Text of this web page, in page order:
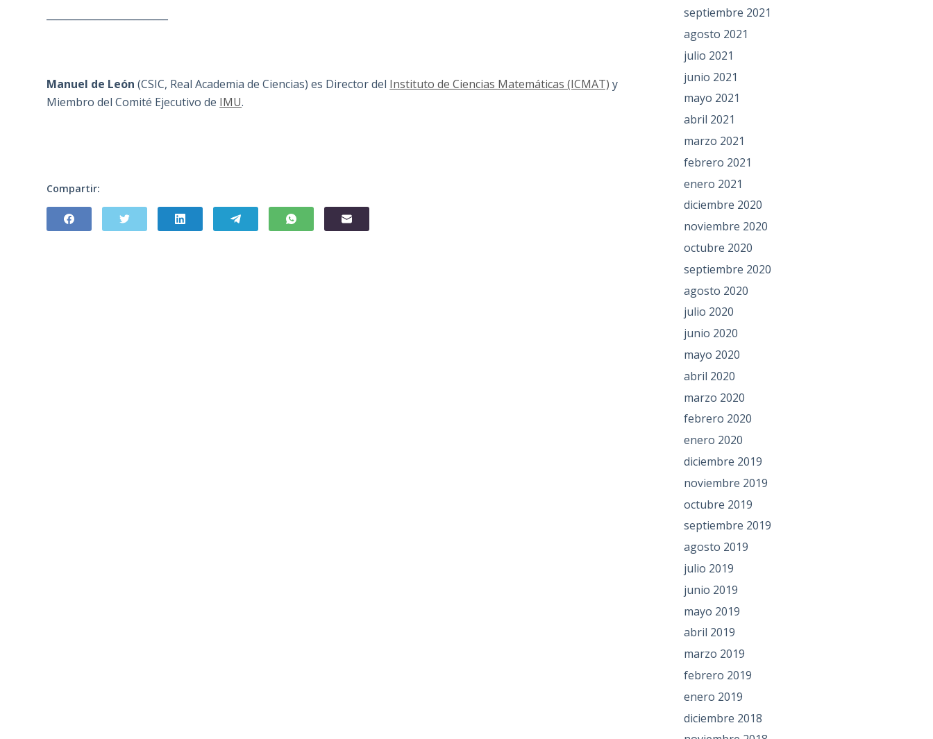
Manuel de León (CSIC, Real Academia de Ciencias) es Director del Instituto de Ciencias Matemáticas (ICMAT) y
Miembro del Comité Ejecutivo de IMU.
Compartir:
septiembre 2021
agosto 2021
julio 2021
junio 2021
mayo 2021
abril 2021
marzo 2021
febrero 2021
enero 2021
diciembre 2020
noviembre 2020
octubre 2020
septiembre 2020
agosto 2020
julio 2020
junio 2020
mayo 2020
abril 2020
marzo 2020
febrero 2020
enero 2020
diciembre 2019
noviembre 2019
octubre 2019
septiembre 2019
agosto 2019
julio 2019
junio 2019
mayo 2019
abril 2019
marzo 2019
febrero 2019
enero 2019
diciembre 2018